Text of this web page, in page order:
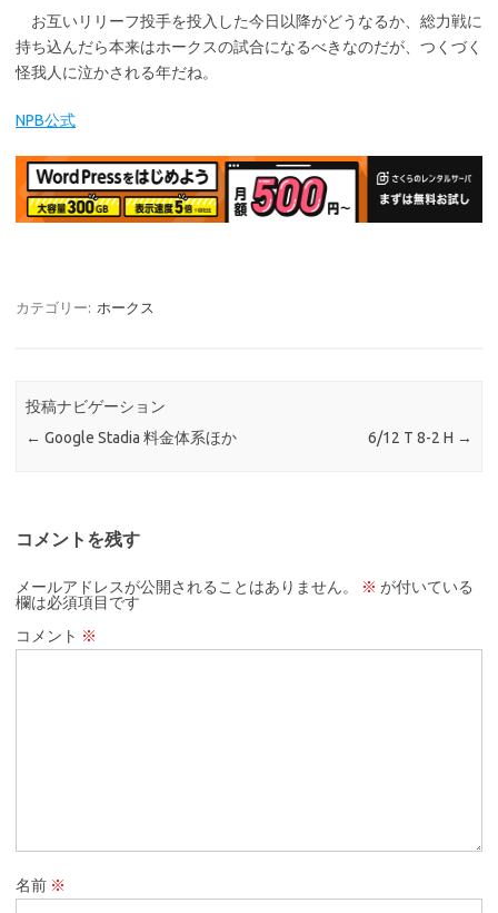
お互いリリーフ投手を投入した今日以降がどうなるか、総力戦に
持ち込んだら本来はホークスの試合になるべきなのだが、つくづく
怪我人に泣かされる年だね。
NPB公式
カテゴリー: ホークス
投稿ナビゲーション
← Google Stadia 料金体系ほか 6/12 T 8-2 H →
コメントを残す
メールアドレスが公開されることはありません。 ※ が付いている
欄は必須項目です
コメント ※
名前 ※